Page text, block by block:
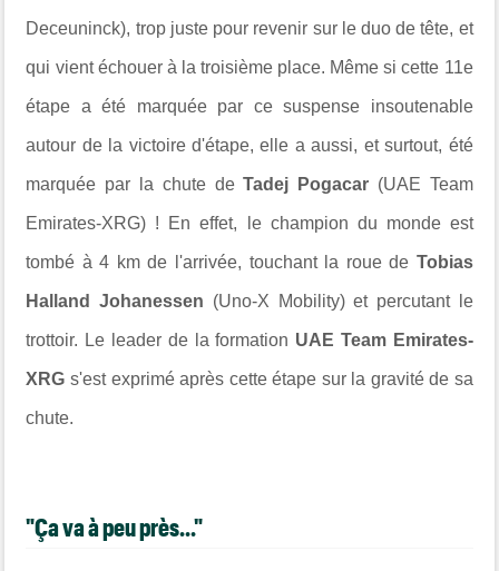
Deceuninck), trop juste pour revenir sur le duo de tête, et
qui vient échouer à la troisième place. Même si cette 11e
étape a été marquée par ce suspense insoutenable
autour de la victoire d'étape, elle a aussi, et surtout, été
marquée par la chute deTadej Pogacar (UAE Team
Emirates-XRG) ! En effet, le champion du monde est
tombé à 4 km de l'arrivée, touchant la roue de Tobias
Halland Johanessen (Uno-X Mobility) et percutant le
trottoir. Le leader de la formation UAE Team Emirates-
XRG s'est exprimé après cette étape sur la gravité de sa
chute.
"Ça va à peu près..."